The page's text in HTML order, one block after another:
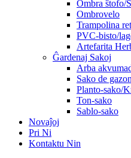
Ombra ŝtofo/
Ombrovelo
Trampolina
PVC-bisto/
Artefarita
Ĝardenaj Sakoj
Arba
Sako de
Planto-sako/
Ton-sako
Sablo-sako
Novaĵoj
Pri Ni
Kontaktu Nin